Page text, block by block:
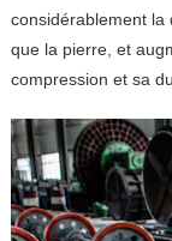
considérablement la
que la pierre, et
compression et sa